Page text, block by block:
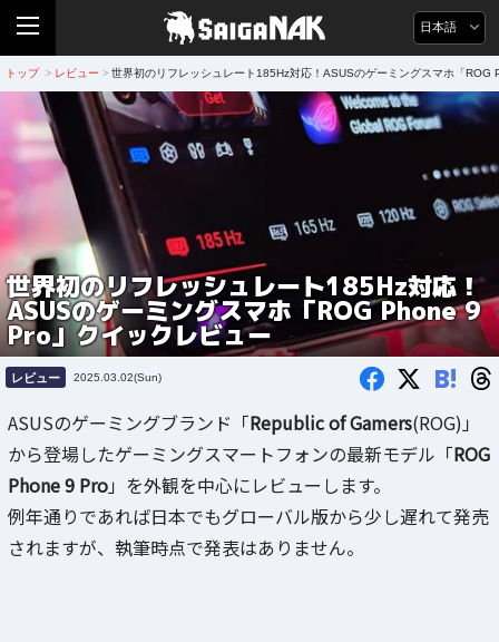
日本語
トップ > レビュー > 世界初のリフレッシュレート185Hz対応！ASUSのゲーミングスマホ「ROG
世界初のリフレッシュレート185Hz対応！
ASUSのゲーミングスマホ「ROG Phone 9
Pro」クイックレビュー
レビュー 2025.03.02(Sun) B!
ASUSのゲーミングブランド「Republic of Gamers(ROG)」
から登場したゲーミングスマートフォンの最新モデル「ROG
Phone 9 Pro」を外観を中心にレビューします。
例年通りであれば日本でもグローバル版から少し遅れて発売
されますが、執筆時点で発表はありません。